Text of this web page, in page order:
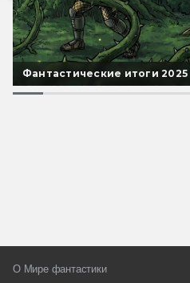
Фантастические итоги 2025
О Мире фантастики